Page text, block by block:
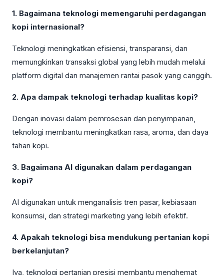
1. Bagaimana teknologi memengaruhi perdagangan
kopi internasional?
Teknologi meningkatkan efisiensi, transparansi, dan
memungkinkan transaksi global yang lebih mudah melalui
platform digital dan manajemen rantai pasok yang canggih.
2. Apa dampak teknologi terhadap kualitas kopi?
Dengan inovasi dalam pemrosesan dan penyimpanan,
teknologi membantu meningkatkan rasa, aroma, dan daya
tahan kopi.
3. Bagaimana AI digunakan dalam perdagangan
kopi?
AI digunakan untuk menganalisis tren pasar, kebiasaan
konsumsi, dan strategi marketing yang lebih efektif.
4. Apakah teknologi bisa mendukung pertanian kopi
berkelanjutan?
Iya, teknologi pertanian presisi membantu menghemat